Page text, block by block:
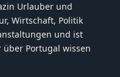
Urlauber und
Wirtschaft, Politik
und ist
Portugal wissen